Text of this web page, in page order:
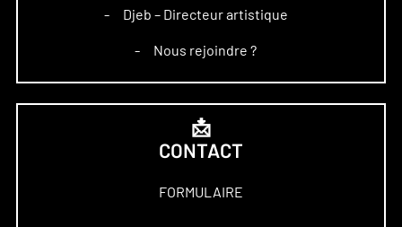
– Djeb – Directeur artistique
– Nous rejoindre ?
📩
CONTACT
FORMULAIRE